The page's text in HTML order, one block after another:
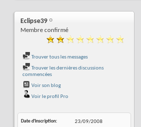
Eclipse39
Membre confirmé
Trouver tous les messages
Trouver les dernières discussions
commencées
Voir son blog
Voir le profil Pro
Date d'inscription
23/09/2008